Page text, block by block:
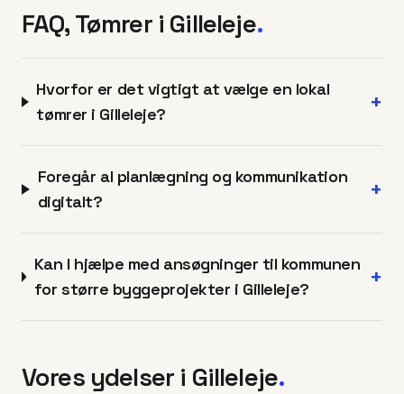
FAQ, Tømrer i Gilleleje.
Hvorfor er det vigtigt at vælge en lokal
tømrer i Gilleleje?
+
Foregår al planlægning og kommunikation
digitalt?
+
Kan I hjælpe med ansøgninger til kommunen
for større byggeprojekter i Gilleleje?
+
Vores ydelser i Gilleleje.